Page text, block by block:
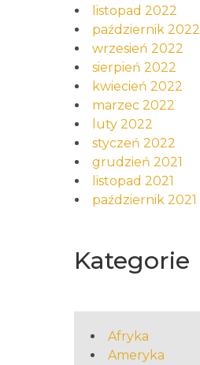
listopad 2022
październik 2022
wrzesień 2022
sierpień 2022
kwiecień 2022
marzec 2022
luty 2022
styczeń 2022
grudzień 2021
listopad 2021
październik 2021
Kategorie
Afryka
Ameryka